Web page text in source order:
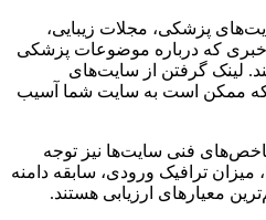
پزشکی، مجلات زیبایی،
که درباره موضوعات پزشکی
لینک گرفتن از سایت‌های
بلکه ممکن است به سایت شما آسیب
فنی سایت‌ها نیز توجه
میزان ترافیک ورودی، سابقه دامنه
معیارهای ارزیابی هستند.